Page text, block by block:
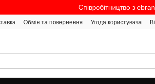
Співробітництво з
Обмін та повернення Угода користувача